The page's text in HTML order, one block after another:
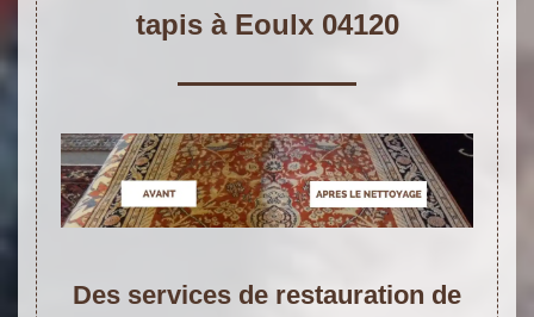
tapis à Eoulx 04120
Des services de restauration de